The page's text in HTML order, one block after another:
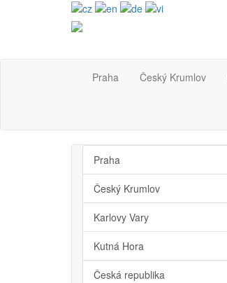
Praha Český Krumlov
Praha
Český Krumlov
Karlovy Vary
Kutná Hora
Česká republika